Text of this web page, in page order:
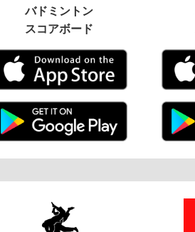
バドミントン
スコアボード